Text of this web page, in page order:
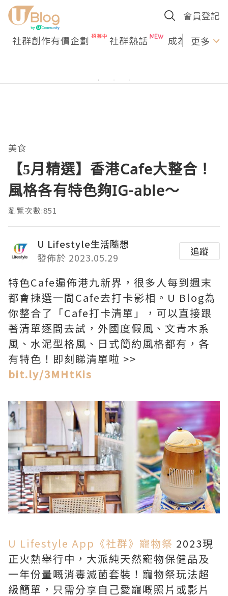
會員登記
社群創作有價企劃 社群熱話 成為U更多
美食
【5月精選】香港Cafe大整合！
風格各有特色夠IG-able～
瀏覽次數:851
U Lifestyle生活隨想
發佈於 2023.05.29
追蹤
特色Cafe遍佈港九新界，很多人每到週末
都會揀選一間Cafe去打卡影相。U Blog為
你整合了「Cafe打卡清單」，可以直接跟
著清單逐間去試，外國度假風、文青木系
風、水泥型格風、日式簡約風格都有，各
有特色！即刻睇清單啦 >>
bit.ly/3MHtKis
U Lifestyle App 《社群》寵物祭 2023現
正火熱舉行中，大派純天然寵物保健品及
一年份量嘅消毒滅菌套裝！寵物祭玩法超
級簡單，只需分享自己愛寵嘅照片或影片